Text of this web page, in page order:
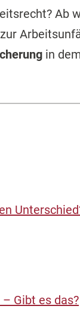
Ab
in
Gibt es das?